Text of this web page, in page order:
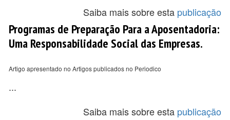
Saiba mais sobre esta publicação
Programas de Preparação Para a Aposentadoria:
Uma Responsabilidade Social das Empresas.
Artigo apresentado no Artigos publicados no Periodico
...
Saiba mais sobre esta publicação